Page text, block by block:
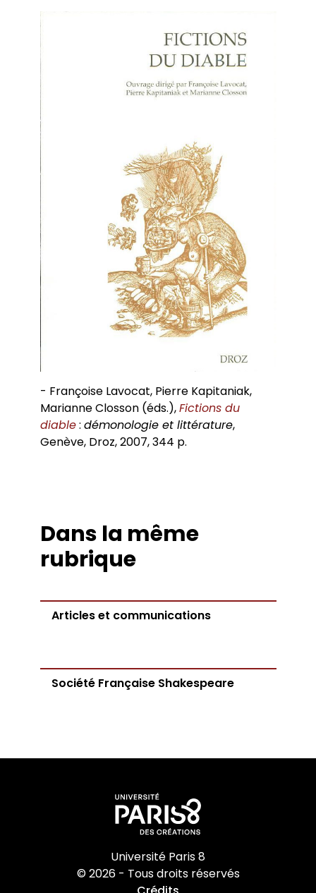
- Françoise Lavocat, Pierre Kapitaniak,
Marianne Closson (éds.),Fictions du
diable: démonologie et littérature,
Genève, Droz, 2007, 344 p.
Dans la même
rubrique
Articles et communications
Société Française Shakespeare
Université Paris 8
© 2026 - Tous droits réservés